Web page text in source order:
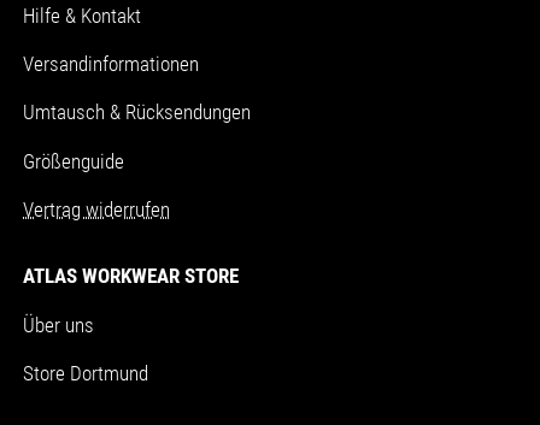
Hilfe & Kontakt
Versandinformationen
Umtausch & Rücksendungen
Größenguide
Vertrag widerrufen
ATLAS WORKWEAR STORE
Über uns
Store Dortmund